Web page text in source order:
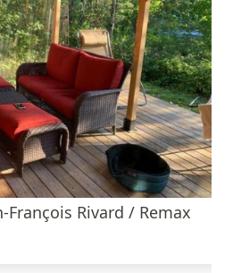
François Rivard / Remax